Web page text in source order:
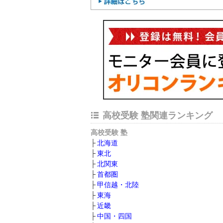
高校受験 塾関連ランキング
高校受験 塾
北海道
東北
北関東
首都圏
甲信越・北陸
東海
近畿
中国・四国